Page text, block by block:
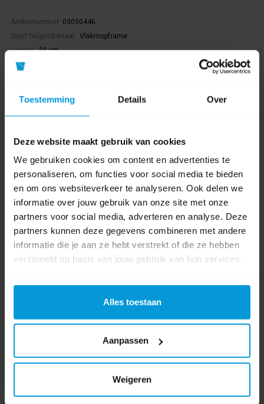
Toestemming Details Over
Deze website maakt gebruik van cookies
We gebruiken cookies om content en advertenties te
personaliseren, om functies voor social media te bieden
en om ons websiteverkeer te analyseren. Ook delen we
informatie over jouw gebruik van onze site met onze
partners voor social media, adverteren en analyse. Deze
partners kunnen deze gegevens combineren met andere
informatie die je aan ze hebt verstrekt of die ze hebben
verzameld op basis van jouw gebruik van hun services.
Alles toestaan
Aanpassen
Weigeren
Artikelnummer: 03030446
Soort hulpmateriaal:
Vlakmopframe
Lengte: 23 cm
Materiaal:
Direct leverbaar
Ophalen in Wijchen is mogelijk.